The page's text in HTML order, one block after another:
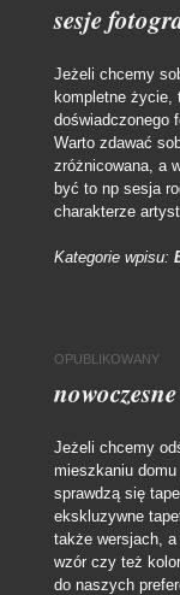
sesje
Jeżeli chcemy
kompletne życie,
doświadczonego
Warto zdawać
zróżnicowana, a
być to np sesja
charakterze
Kategorie wpisu:
OPUBLIKOWANY
Jeżeli chcemy
mieszkaniu
sprawdzą się
ekskluzywne
także wersjach,
wzór czy też
do naszych